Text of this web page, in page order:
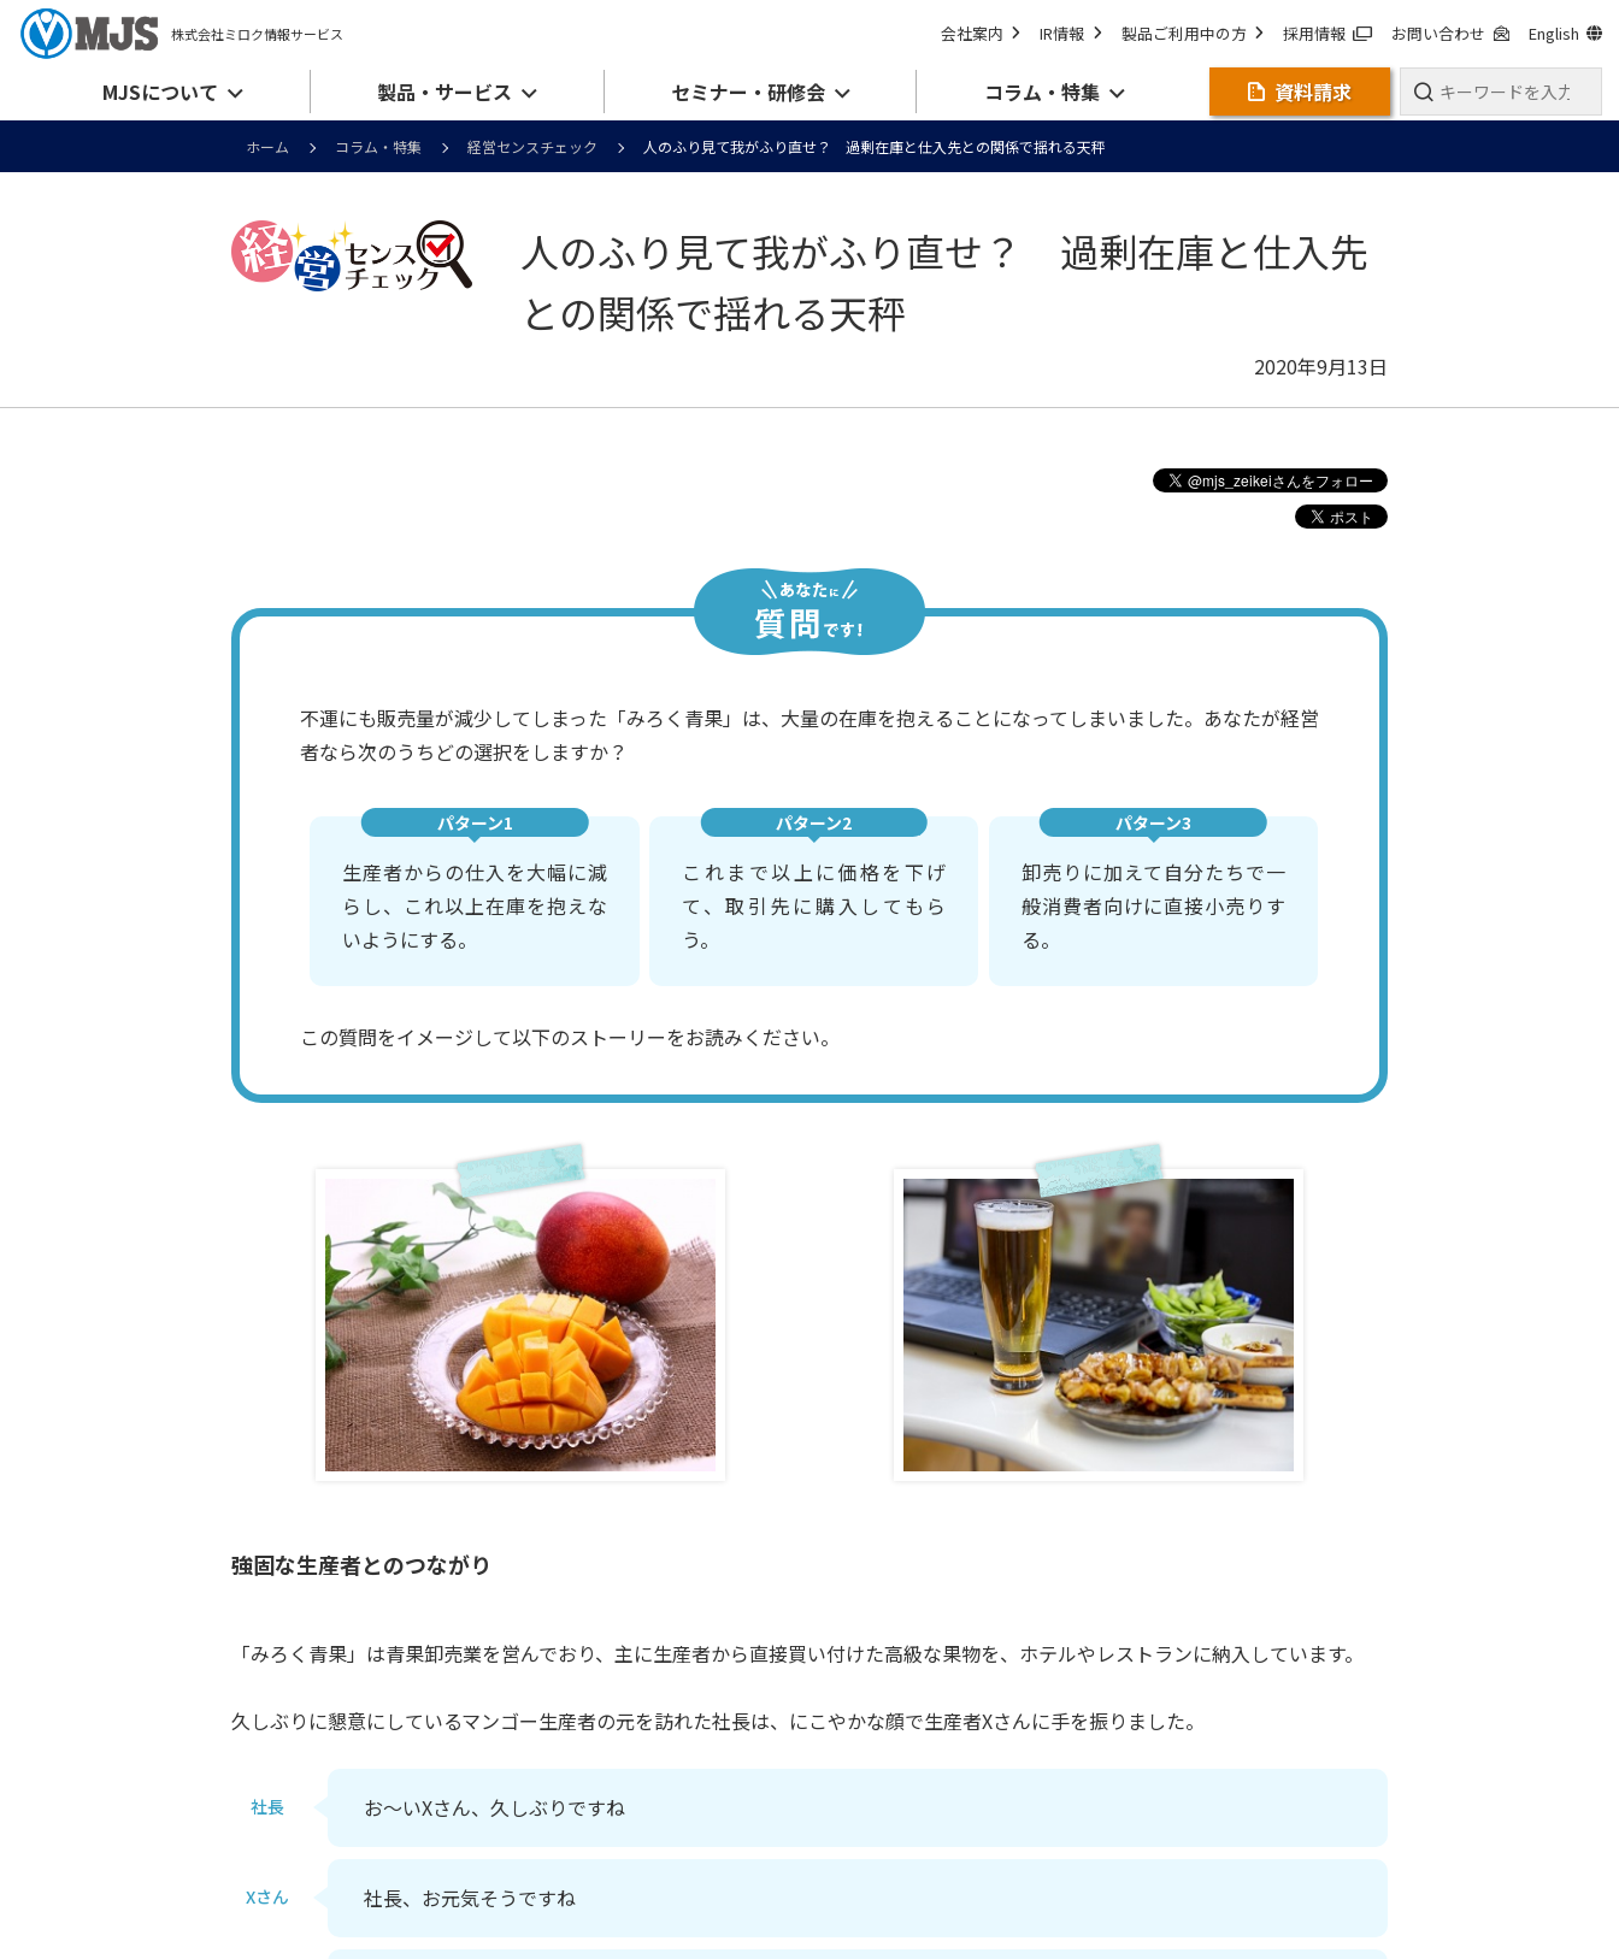
株式会社ミロク情報サービス 会社案内 IR情報 製品ご利用中の方 採用情報 お問い合わせ English
MJSについて 製品・サービス セミナー・研修会 コラム・特集 資料請求
ホーム コラム・特集 経営センスチェック 人のふり見て我がふり直せ？ 過剰在庫と仕入先との関係で揺れる天秤
人のふり見て我がふり直せ？ 過剰在庫と仕入先
との関係で揺れる天秤
2020年9月13日
不運にも販売量が減少してしまった「みろく青果」は、大量の在庫を抱えることになってしまいました。あなたが経営
者なら次のうちどの選択をしますか？
パターン1
生産者からの仕入を大幅に減
らし、これ以上在庫を抱えな
いようにする。
パターン2
これまで以上に価格を下げ
て、取引先に購入してもら
う。
パターン3
卸売りに加えて自分たちで一
般消費者向けに直接小売りす
る。
この質問をイメージして以下のストーリーをお読みください。
強固な生産者とのつながり
「みろく青果」は青果卸売業を営んでおり、主に生産者から直接買い付けた高級な果物を、ホテルやレストランに納入しています。
久しぶりに懇意にしているマンゴー生産者の元を訪れた社長は、にこやかな顔で生産者Xさんに手を振りました。
社長 お～いXさん、久しぶりですね
Xさん 社長、お元気そうですね